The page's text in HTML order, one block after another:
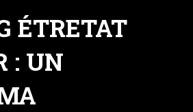
ÉTRETAT
: UN